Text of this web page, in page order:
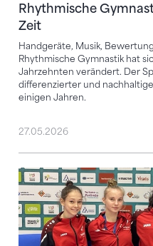
Rhythmische
Zeit
Handgeräte, Musik,
Rhythmische Gymnastik hat
Jahrzehnten verändert. Der
differenzierter und
einigen Jahren.
27.05.2026
EM in Varna (BUL):